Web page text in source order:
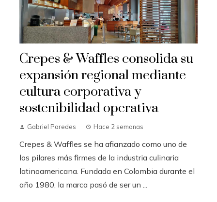
Crepes & Waffles consolida su
expansión regional mediante
cultura corporativa y
sostenibilidad operativa
Gabriel Paredes Hace 2 semanas
Crepes & Waffles se ha afianzado como uno de
los pilares más firmes de la industria culinaria
latinoamericana. Fundada en Colombia durante el
año 1980, la marca pasó de ser un ...